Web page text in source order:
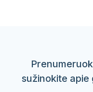
sužinokite apie